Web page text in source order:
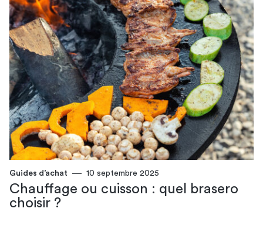
Guides d’achat 10 septembre 2025
Chauffage ou cuisson : quel brasero
choisir​ ?